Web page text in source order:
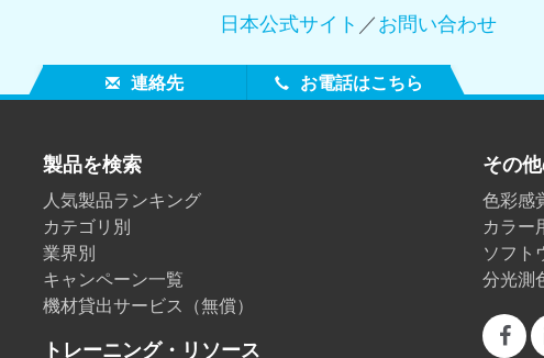
日本公式サイト ／お問い合わせ
連絡先 お電話はこちら
製品を検索
人気製品ランキング
カテゴリ別
業界別
キャンペーン一覧
機材貸出サービス（無償）
トレーニング・リソース
その
色彩感
カラー
ソフト
分光測